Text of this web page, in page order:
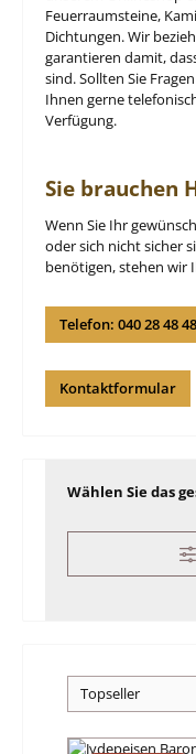
Feuerraumsteine,
Dichtungen. Wir
garantieren damit,
sind. Sollten Sie
Ihnen gerne
Verfügung.
Sie brauchen
Wenn Sie Ihr
oder sich nicht sicher
benötigen, stehen wir
Telefon: 040 28 48
Kontaktformular
Wählen Sie das